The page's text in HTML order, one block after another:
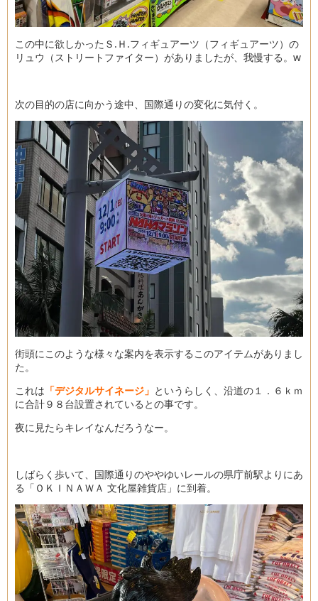
この中に欲しかったＳ.Ｈ.フィギュアーツ（フィギュアーツ）の
リュウ（ストリートファイター）がありましたが、我慢する。w
次の目的の店に向かう途中、国際通りの変化に気付く。
街頭にこのような様々な案内を表示するこのアイテムがありまし
た。
これは 「デジタルサイネージ」 というらしく、沿道の１．６ｋｍ
に合計９８台設置されているとの事です。
夜に見たらキレイなんだろうなー。
しばらく歩いて、国際通りのややゆいレールの県庁前駅よりにあ
る「ＯＫＩＮＡＷＡ 文化屋雑貨店」に到着。